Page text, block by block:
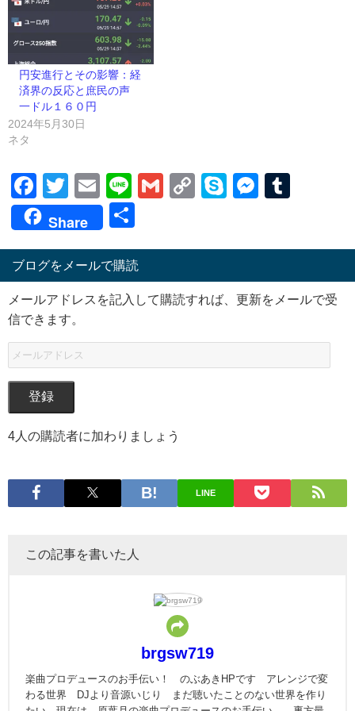
円安進行とその影響：経
済界の反応と庶民の声
一ドル１６０円
2024年5月30日
ネタ
Facebook
Twitter
EmailLineGmailCopySkype
Share
ブログをメールで購読
メールアドレスを記入して購読すれば、更新をメールで受
信できます。
登録
4人の購読者に加わりましょう
LINE
この記事を書いた人
brgsw719
楽曲プロデュースのお手伝い！ のぶあきHPです アレンジで変
わる世界 DJより音源いじり まだ聴いたことのない世界を作り